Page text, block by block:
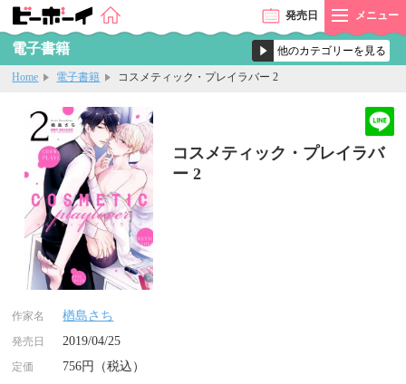
発売日 メニュー
電子書籍
Home 電子書籍 コスメティック・プレイラバー 2
コスメティック・プレイラバ
ー 2
作家名 楢島さち
発売日 2019/04/25
定価 756円（税込）